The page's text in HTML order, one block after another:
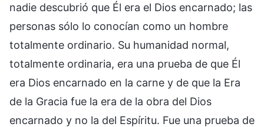
nadie descubrió que Él era el Dios encarnado; las
personas sólo lo conocían como un hombre
totalmente ordinario. Su humanidad normal,
totalmente ordinaria, era una prueba de que Él
era Dios encarnado en la carne y de que la Era
de la Gracia fue la era de la obra del Dios
encarnado y no la del Espíritu. Fue una prueba de